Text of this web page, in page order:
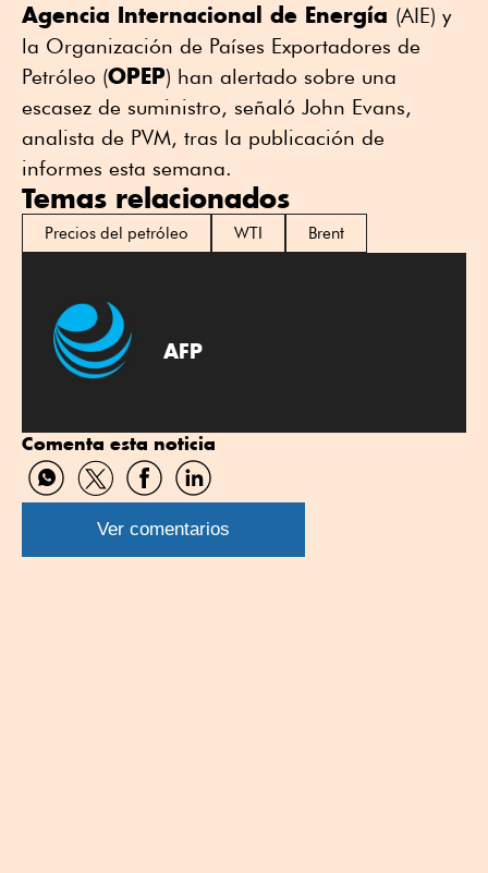
Agencia Internacional de Energía (AIE) y
la Organización de Países Exportadores de
Petróleo (OPEP) han alertado sobre una
escasez de suministro, señaló John Evans,
analista de PVM, tras la publicación de
informes esta semana.
Temas relacionados
Precios del petróleo WTI Brent
AFP
Comenta esta noticia
Compartir
por
WhatsApp
Compartir
por
Twitter
Compartir
por
Facebook
Compartir
por
Linkedin
Ver comentarios